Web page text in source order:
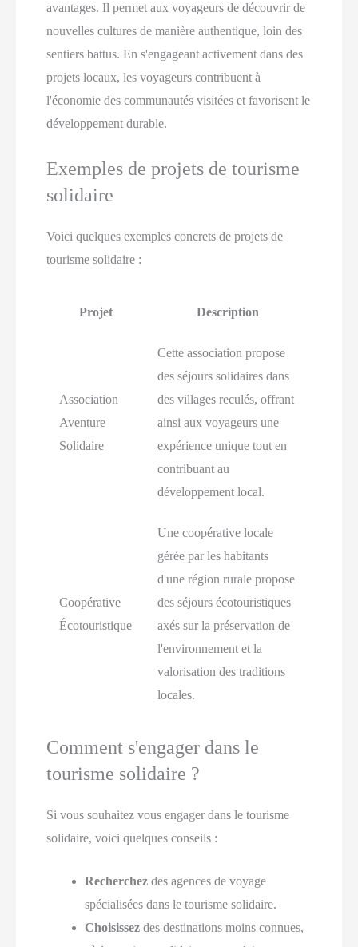
avantages. Il permet aux voyageurs de découvrir de
nouvelles cultures de manière authentique, loin des
sentiers battus. En s'engageant activement dans des
projets locaux, les voyageurs contribuent à
l'économie des communautés visitées et favorisent le
développement durable.
Exemples de projets de tourisme
solidaire
Voici quelques exemples concrets de projets de
tourisme solidaire :
Projet Description
Association
Aventure
Solidaire
Cette association propose
des séjours solidaires dans
des villages reculés, offrant
ainsi aux voyageurs une
expérience unique tout en
contribuant au
développement local.
Coopérative
Écotouristique
Une coopérative locale
gérée par les habitants
d'une région rurale propose
des séjours écotouristiques
axés sur la préservation de
l'environnement et la
valorisation des traditions
locales.
Comment s'engager dans le
tourisme solidaire ?
Si vous souhaitez vous engager dans le tourisme
solidaire, voici quelques conseils :
Recherchez des agences de voyage
spécialisées dans le tourisme solidaire.
Choisissez des destinations moins connues,